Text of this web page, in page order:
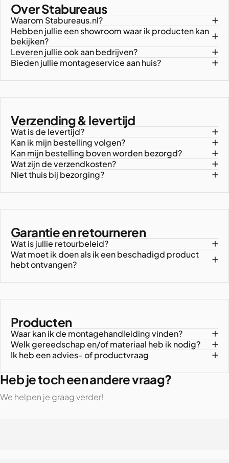
Over Stabureaus
Waarom Stabureaus.nl?
Hebben jullie een showroom waar ik producten kan
bekijken?
Leveren jullie ook aan bedrijven?
Bieden jullie montageservice aan huis?
Verzending & levertijd
Wat is de levertijd?
Kan ik mijn bestelling volgen?
Kan mijn bestelling boven worden bezorgd?
Wat zijn de verzendkosten?
Niet thuis bij bezorging?
Garantie en retourneren
Wat is jullie retourbeleid?
Wat moet ik doen als ik een beschadigd product
hebt ontvangen?
Producten
Waar kan ik de montagehandleiding vinden?
Welk gereedschap en/of materiaal heb ik nodig?
Ik heb een advies- of productvraag
Heb je toch een andere vraag?
We helpen je graag verder!